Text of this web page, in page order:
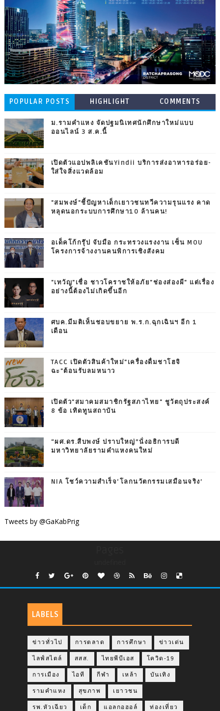
POPULAR POSTS HIGHLIGHT COMMENTS
ม.รามคำแหง จัดปฐมนิเทศนักศึกษาใหม่แบบ
ออนไลน์ 3 ส.ค.นี้
เปิดตัวแอปพลิเคชันYindii บริการส่งอาหารอร่อย-
ใส่ใจสิ่งแวดล้อม
"สมพงษ์"ชี้ปัญหาเด็กเยาวชนทวีความรุนแรง คาด
หลุดนอกระบบการศึกษา10 ล้านคน!
อเด็คโก้กรุ๊ป จับมือ กระทรวงแรงงาน เซ็น MOU
โครงการจ้างงานคนพิการเชิงสังคม
"เทวัญ"เชื่อ ชาวโคราชให้อภัย"ช่องส่องผี" แต่เรื่อง
อย่างนี้ต้องไม่เกิดขึ้นอีก
ศบค.มีมติเห็นชอบขยาย พ.ร.ก.ฉุกเฉินฯ อีก 1
เดือน
TACC เปิดตัวสินค้าใหม่"เครื่องดื่มชาโฮจิ
ฉะ"ต้อนรับลมหนาว
เปิดตัว"สมาคมสมาชิกรัฐสภาไทย" ชูวัตถุประสงค์
8 ข้อ เทิดทูนสถาบัน
“ผศ.ดร.สืบพงษ์ ปราบใหญ่”นั่งอธิการบดี
มหาวิทยาลัยรามคำแหงคนใหม่
NIA โชว์ความสำเร็จ‘โลกนวัตกรรมเสมือนจริง’
Tweets by @GaKabPrig
LABELS
ข่าวทั่วไป การตลาด การศึกษา ข่าวเด่น
ไลฟ์สไตล์ สสส. ไทยพีบีเอส โควิด-19
การเมือง ไอที กีฬา เหล้า บันเทิง
รามคำแหง สุขภาพ เยาวชน
รพ.หัวเฉียว เด็ก แอลกอฮอล์ ท่องเที่ยว